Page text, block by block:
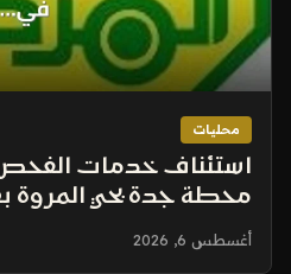
محليات
استئناف خدمات الفحص
محطة جدة بحي المروة
المتطلبات
أغسطس 6, 2026